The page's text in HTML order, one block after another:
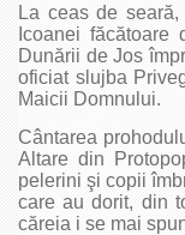
La ceas de
Icoanei făcătoare
Dunării de Jos
oficiat slujba
Maicii Domnului.
Cântarea
Altare din
pelerini şi copii
care au dorit, din
căreia i se mai